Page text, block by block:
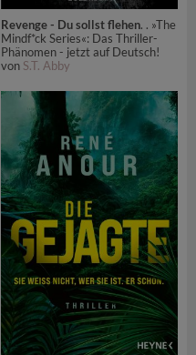
Revenge - Du sollst flehen. . »The
Mindf*ck Series«: Das Thriller-
Phänomen - jetzt auf Deutsch!
von S.T. Abby